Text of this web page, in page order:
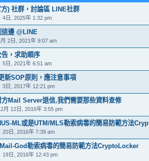
) 社群，討論區 LINE社群
4日, 2025年 1:32 pm
邊 @LINE
2日, 2021年 9:07 am
，求助順序
5日, 2021年 6:51 am
新SOP原則，應注意事項
3日, 2017年 12:21 pm
Mail Server退信,我們需要那些資料查修
月 12日, 2016年 3:55 pm
ML或是UTM/MLS勒索病毒的簡易防範方法
20日, 2016年 7:39 am
God勒索病毒的簡易防範方法CryptoLocker
19日, 2016年 12:43 pm